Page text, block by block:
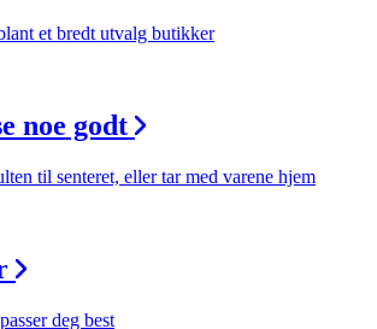
et bredt utvalg butikker
noe godt
til senteret, eller tar med varene hjem
deg best